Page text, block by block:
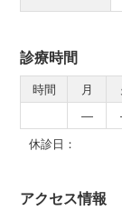
診療時間
時間 月
―
休診日：
アクセス情報